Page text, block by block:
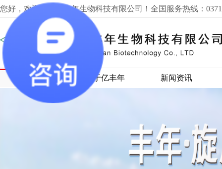
您好，欢迎来到亿丰年生物科技有限公司！全国服务热线：
网站首页 关于亿丰年 新闻资讯